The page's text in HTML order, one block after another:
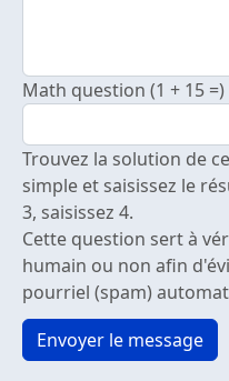
Math question (1 + 15 =)
Trouvez la solution de
simple et saisissez le
3, saisissez 4.
Cette question sert à
humain ou non afin
pourriel (spam)